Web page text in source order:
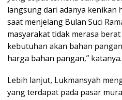
langsung dari adanya kenikan
saat menjelang Bulan Suci
masyarakat tidak merasa
kebutuhan akan bahan
harga bahan pangan,” katanya.
Lebih lanjut, Lukmansyah
yang terdapat pada pasar